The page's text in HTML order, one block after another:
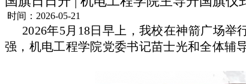
时间：2026-05-21
2026年5月18日早上，我校在神箭广场
强，机电工程学院党委书记苗士光和全体辅